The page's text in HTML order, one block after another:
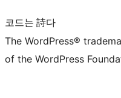
코드는 詩다
The WordPress®
of the WordPress